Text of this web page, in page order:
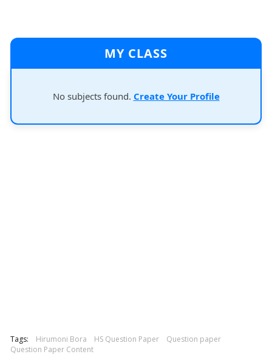
MY CLASS
No subjects found. Create Your Profile
Tags: Hirumoni Bora HS Question Paper
Question paper
Question Paper Content